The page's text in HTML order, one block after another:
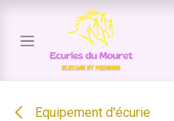
Se rendre au contenu
Equipement d'écurie